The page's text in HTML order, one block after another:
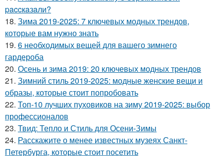
paccкaзaли?
18. Зима 2019-2025: 7 ключевых модных трендов,
которые вам нужно знать
19. 6 необходимых вещей для вашего зимнего
гардероба
20. Осень и зима 2019: 20 ключевых модных трендов
21. Зимний стиль 2019-2025: модные женские вещи и
образы, которые стоит попробовать
22. Топ-10 лучших пуховиков на зиму 2019-2025: выбор
профессионалов
23. Твид: Тепло и Стиль для Осени-Зимы
24. Расскажите о менее известных музеях Санкт-
Петербурга, которые стоит посетить